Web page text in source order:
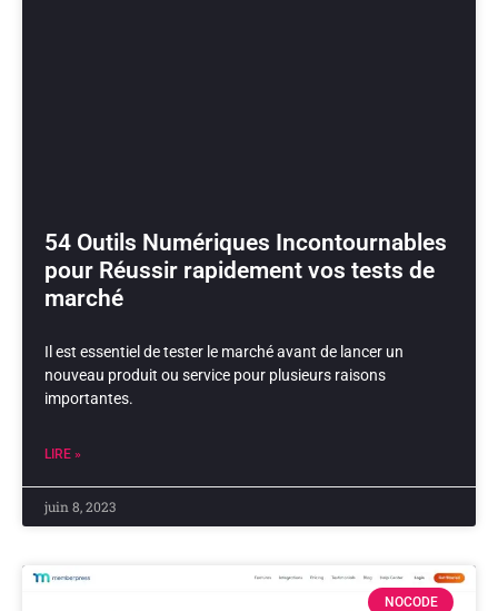
54 Outils Numériques Incontournables
pour Réussir rapidement vos tests de
marché
Il est essentiel de tester le marché avant de lancer un
nouveau produit ou service pour plusieurs raisons
importantes.
LIRE »
juin 8, 2023
NOCODE